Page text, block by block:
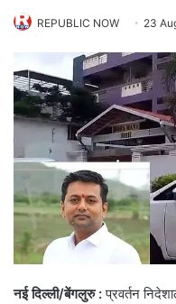
REPUBLIC NOW 23
नई दिल्ली/बेंगलुरु :प्रवर्तन